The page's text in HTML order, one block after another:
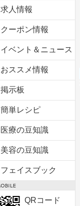
求人情報
クーポン情報
イベント＆ニュース
おススメ情報
掲示板
簡単レシピ
医療の豆知識
美容の豆知識
フェイスブック
QRコード